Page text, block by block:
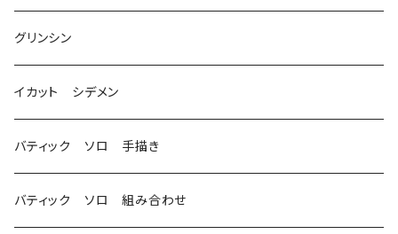
グリンシン
イカット シデメン
バティック ソロ 手描き
バティック ソロ 組み合わせ